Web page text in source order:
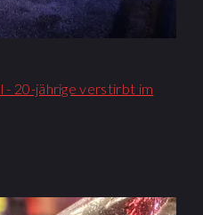
- 20-jährige verstirbt im